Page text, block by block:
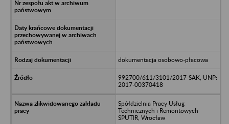
dokumentacja osobowo-płacowa
992700/611/3101/2017-SAK, UNP:
2017-00370418
Spółdzielnia Pracy Usług
Technicznych i Remontowych
SPUTIR, Wrocław